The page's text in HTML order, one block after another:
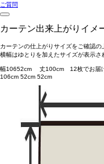
ご質問
カーテン出来上がりイメ
カーテンの仕上がりサイズをご確認の
横幅はゆとりを加えたサイズが表示さ
幅10652cm 丈100cm 12枚でお届
106cm 52cm 52cm